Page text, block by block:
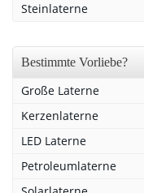
Steinlaterne
Bestimmte Vorliebe?
Große Laterne
Kerzenlaterne
LED Laterne
Petroleumlaterne